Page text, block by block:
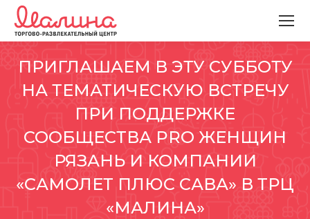
ПРИГЛАШАЕМ В ЭТУ СУББОТУ
НА ТЕМАТИЧЕСКУЮ ВСТРЕЧУ
ПРИ ПОДДЕРЖКЕ
СООБЩЕСТВА PRO ЖЕНЩИН
РЯЗАНЬ И КОМПАНИИ
«САМОЛЕТ ПЛЮС САВА» В ТРЦ
«МАЛИНА»